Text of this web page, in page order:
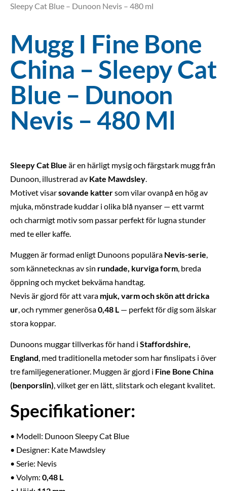
Sleepy Cat Blue – Dunoon Nevis – 480 ml
Mugg I Fine Bone
China – Sleepy Cat
Blue – Dunoon
Nevis – 480 Ml
Sleepy Cat Blue är en härligt mysig och färgstark mugg från
Dunoon, illustrerad av Kate Mawdsley
Motivet visarsovande kattersom vilar ovanpå en hög av
mjuka, mönstrade kuddar i olika blå nyanser — ett varmt
och charmigt motiv som passar perfekt för lugna stunder
med te eller kaffe.
Muggen är formad enligt Dunoons populära Nevis-serie,
som kännetecknas av sin rundade, kurviga form, breda
öppning och mycket bekväma handtag.
Nevis är gjord för att vara mjuk, varm och skön att dricka
ur, och rymmer generösa0,48 L — perfekt för dig som älskar
stora koppar.
Dunoons muggar tillverkas för hand i Staffordshire,
England, med traditionella metoder som har finslipats i över
tre familjegenerationer. Muggen är gjord i Fine Bone China
(benporslin), vilket ger en lätt, slitstark och elegant kvalitet.
Specifikationer:
• Modell: Dunoon Sleepy Cat Blue
• Designer: Kate Mawdsley
• Serie: Nevis
• Volym: 0,48 L